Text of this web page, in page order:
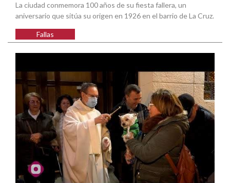
La ciudad conmemora 100 años de su fiesta fallera, un
aniversario que sitúa su origen en 1926 en el barrio de La Cruz.
Fallas